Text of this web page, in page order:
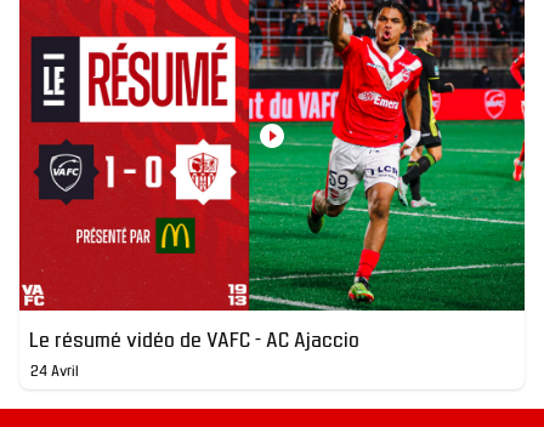
Le résumé vidéo de VAFC - AC Ajaccio
24 Avril